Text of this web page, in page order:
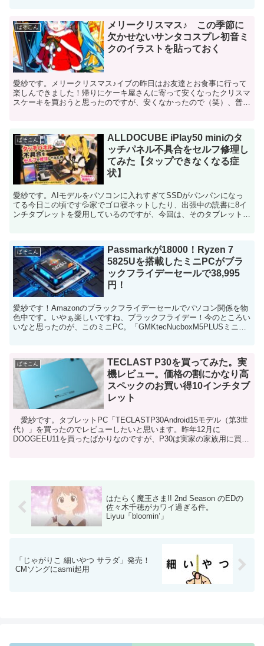
ぱそこん
メリークリスマス♪ この季節に
欠かせないサンタコスプレ初音ミ
クのイラストを貼っておく
愛紗です。メリークリスマス♪イブの昨日はお友達とお食事に行って
楽しんできました！帰りにケーキ屋さんに寄って安くなったクリスマ
スケーキを買おうと思ったのですが、安くなかったので（笑）、普通
ぱそこん
ALLDOCUBE iPlay50 miniのタ
ッチパネル不具合をセルフ修理し
てみた【タップできなくなる症
状】
愛紗です。AIモデルをパソコンに入れすぎてSSDがパンパンになっ
てる今日この頃です💦家でゴロ寝ネットしたり、出張中の読書に8イ
ンチタブレットを愛用しているのですが、今回は、そのタブレットの
ぱそこん
Passmarkが18000！Ryzen 7
5825Uを搭載したミニPCがブラ
ックフライデーセールで38,995
円！
愛紗です！Amazonのブラックフライデーセールでパソコン関係を物
色中です。いやぁ楽しいですね、ブラックフライデー！今のところい
いなと思ったのが、このミニPC。「GMKtecNucboxM5PLUSミニ
ぱそこん
TECLAST P30を買ってみた。実
機レビュー。価格の割にかなり高
スペックのお買い得10インチタブ
レット
愛紗です。タブレットPC「TECLASTP30Android15モデル（第3世
代）」を買ったのでレビューしたいと思います。昨年12月に
DOOGEEU11を買ったばかりなのですが、P30は実家の家族用に買い
はたらく魔王さま!! 2nd Season のEDの
佐々木千穂がカワイ過ぎる件。
Liyuu「bloomin’」
「じゃがりこ 細いやつ サラダ」発売！
CMソングにasmi起用